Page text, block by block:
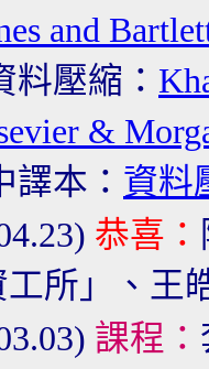
and
料壓縮 ：
&
本： 資料
恭喜：
工所」、王
課程：